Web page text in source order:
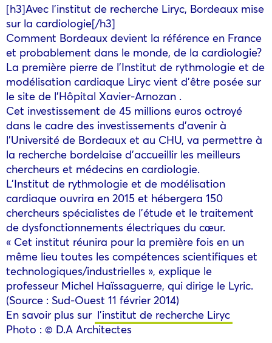
[h3]Avec l’institut de recherche Liryc, Bordeaux mise
sur la cardiologie[/h3]
Comment Bordeaux devient la référence en France
et probablement dans le monde, de la cardiologie?
La première pierre de l’Institut de rythmologie et de
modélisation cardiaque Liryc vient d’être posée sur
le site de l’Hôpital Xavier-Arnozan .
Cet investissement de 45 millions euros octroyé
dans le cadre des investissements d’avenir à
l’Université de Bordeaux et au CHU, va permettre à
la recherche bordelaise d’accueillir les meilleurs
chercheurs et médecins en cardiologie.
L’Institut de rythmologie et de modélisation
cardiaque ouvrira en 2015 et hébergera 150
chercheurs spécialistes de l’étude et le traitement
de dysfonctionnements électriques du cœur.
« Cet institut réunira pour la première fois en un
même lieu toutes les compétences scientifiques et
technologiques/industrielles », explique le
professeur Michel Haïssaguerre, qui dirige le Lyric.
(Source : Sud-Ouest 11 février 2014)
En savoir plus sur l’institut de recherche Liryc
Photo : © D.A Architectes